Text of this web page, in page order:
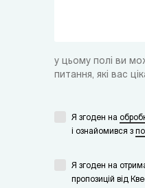
у цьому полі ви
питання, які вас
Я згоден на
i ознайомився з
Я згоден на
пропозицій від